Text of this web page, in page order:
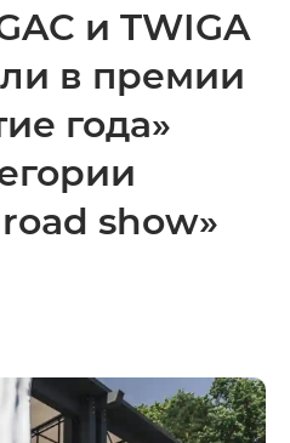
и TWIGA
в премии
года»
show»